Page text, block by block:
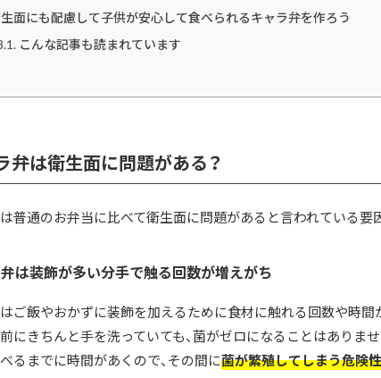
面にも配慮して子供が安心して食べられるキャラ弁を作ろう
こんな記事も読まれています
弁は衛生面に問題がある？
普通のお弁当に比べて衛生面に問題があると言われている要
は装飾が多い分手で触る回数が増えがち
ご飯やおかずに装飾を加えるために食材に触れる回数や時間
にきちんと手を洗っていても、菌がゼロになることはありま
るまでに時間があくので、その間に菌が繁殖してしまう危険